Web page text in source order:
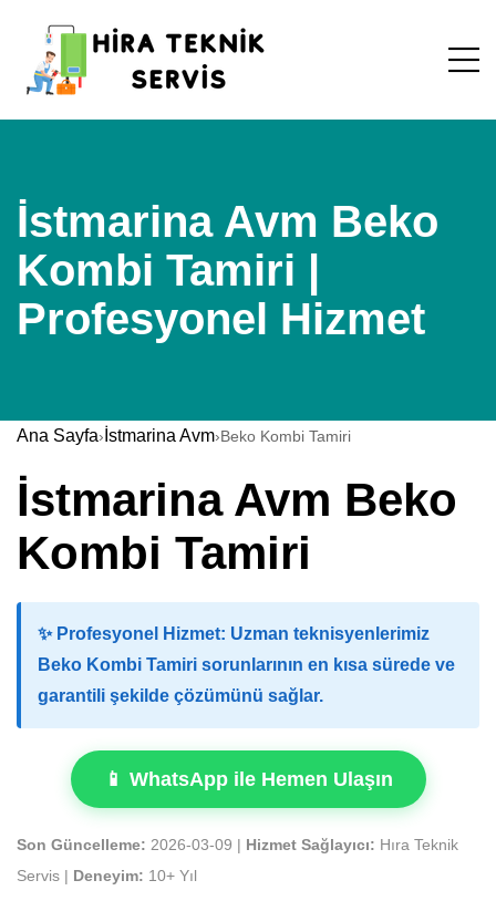
İstmarina Avm Beko
Kombi Tamiri |
Profesyonel Hizmet
Ana Sayfa› İstmarina Avm›Beko Kombi Tamiri
İstmarina Avm Beko
Kombi Tamiri
✨ Profesyonel Hizmet: Uzman teknisyenlerimiz
Beko Kombi Tamiri sorunlarının en kısa sürede ve
garantili şekilde çözümünü sağlar.
📱 WhatsApp ile Hemen Ulaşın
Son Güncelleme: 2026-03-09 | Hizmet Sağlayıcı: Hıra Teknik
Servis |
Deneyim: 10+ Yıl